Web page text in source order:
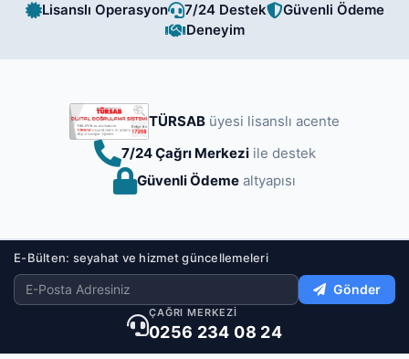
Lisanslı Operasyon 7/24 Destek
Güvenli Ödeme
Deneyim
TÜRSAB üyesi lisanslı acente
7/24 Çağrı Merkeziile destek
Güvenli Ödeme altyapısı
E-Bülten: seyahat ve hizmet güncellemeleri
Gönder
ÇAĞRI MERKEZİ
0256 234 08 24